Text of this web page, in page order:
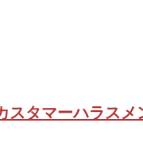
スタマーハラス